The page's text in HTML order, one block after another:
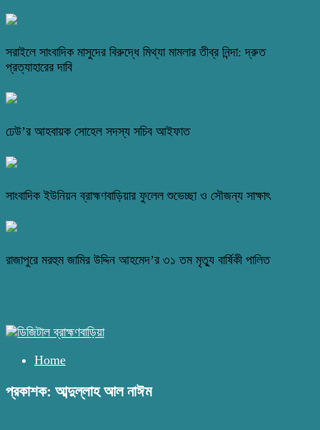
সরাইলে সাংবাদিক মাসুদের বিরুদ্ধে মিথ্যা মামলার তীব্র নিন্দা: দ্রুত
প্রত্যাহারের দাবি
ঢেউ’র আহবায়ক সোহেল সদস্য সচিব আইফাত
সাংবাদিক ইউনিয়ন ব্রাহ্মণবাড়িয়ার ফুলেল শুভেচ্ছা ও সৌজন্য সাক্ষাৎ
রাজাপুরে মরহুম জামির উদ্দিন আহমেদ’র ৩১ তম মৃত্যু বার্ষিকী পালিত
Home
প্রকাশক: আব্দুল্লাহ আল নাঈম